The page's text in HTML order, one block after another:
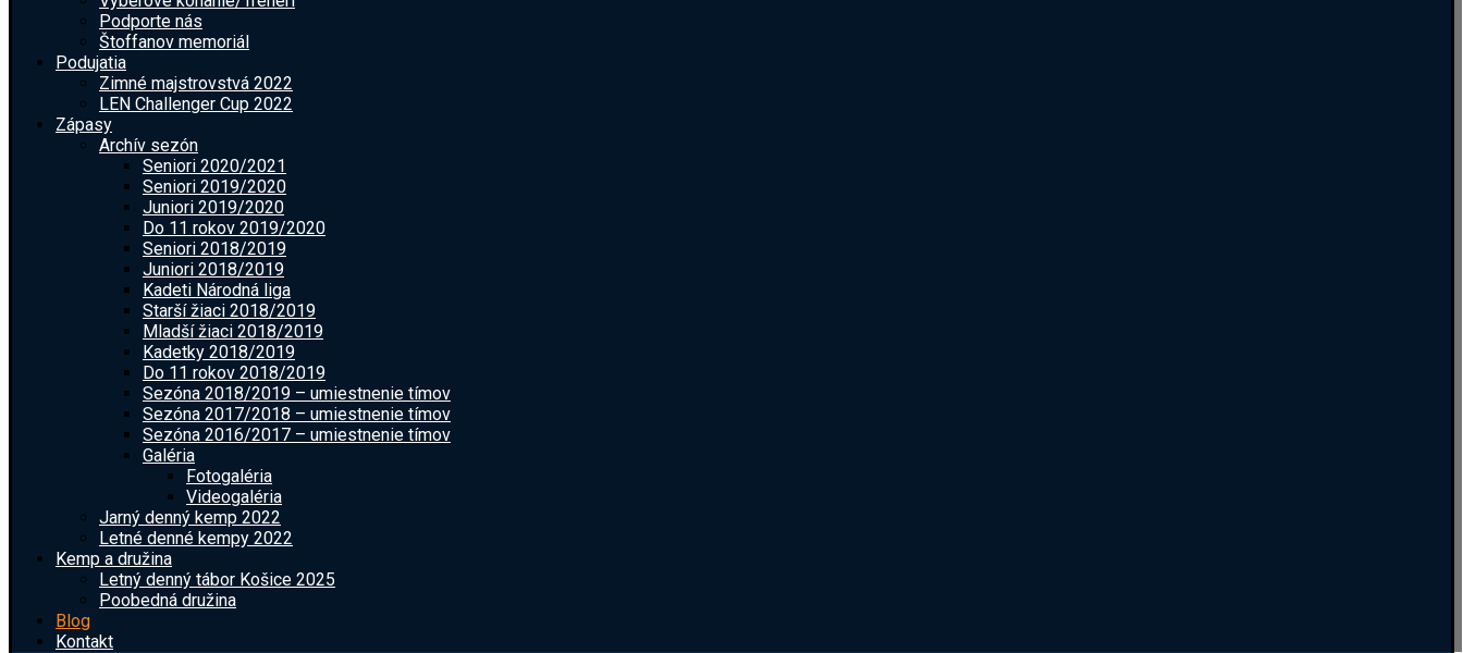
Podporte nás
Štoffanov memoriál
Podujatia
Zimné majstrovstvá 2022
LEN Challenger Cup 2022
Zápasy
Archív sezón
Seniori 2020/2021
Seniori 2019/2020
Juniori 2019/2020
Do 11 rokov 2019/2020
Seniori 2018/2019
Juniori 2018/2019
Kadeti Národná liga
Starší žiaci 2018/2019
Mladší žiaci 2018/2019
Kadetky 2018/2019
Do 11 rokov 2018/2019
Sezóna 2018/2019 – umiestnenie tímov
Sezóna 2017/2018 – umiestnenie tímov
Sezóna 2016/2017 – umiestnenie tímov
Galéria
Fotogaléria
Videogaléria
Jarný denný kemp 2022
Letné denné kempy 2022
Kemp a družina
Letný denný tábor Košice 2025
Poobedná družina
Blog
Kontakt